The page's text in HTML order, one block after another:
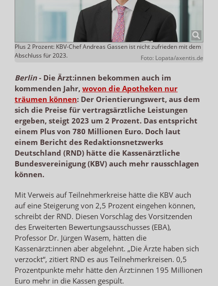
Plus 2 Prozent: KBV-Chef Andreas Gassen ist nicht zufrieden mit dem
Abschluss für 2023.
Foto: Lopata/axentis.de
Berlin- Die Ärzt:innen bekommen auch im
kommenden Jahr, wovon die Apotheken nur
träumen können: Der Orientierungswert, aus dem
sich die Preise für vertragsärztliche Leistungen
ergeben, steigt 2023 um 2 Prozent. Das entspricht
einem Plus von 780 Millionen Euro. Doch laut
einem Bericht des Redaktionsnetzwerks
Deutschland (RND) hätte die Kassenärztliche
Bundesvereinigung (KBV) auch mehr rausschlagen
können.
Mit Verweis auf Teilnehmerkreise hätte die KBV auch
auf eine Steigerung von 2,5 Prozent eingehen können,
schreibt der RND. Diesen Vorschlag des Vorsitzenden
des Erweiterten Bewertungsausschusses (EBA),
Professor Dr. Jürgen Wasem, hätten die
Kassenärzt:innen aber abgelehnt. „Die Ärzte haben sich
verzockt“, zitiert RND es aus Teilnehmerkreisen. 0,5
Prozentpunkte mehr hätte den Ärzt:innen 195 Millionen
Euro mehr in die Kassen gespült.